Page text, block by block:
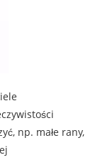
np. małe rany,